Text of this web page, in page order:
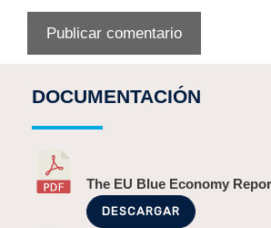
DOCUMENTACIÓN
The EU Blue Economy
DESCARGAR